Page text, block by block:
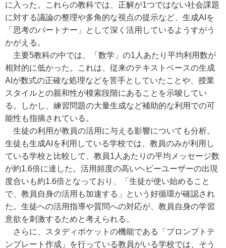
に入った。これらの教科では、正解が1つではない社会課題
に対する議論の整理や多角的な視点の提示など、生成AIを
「思考のパートナー」として深く活用しているようすがう
かがえる。
主要5教科の中では、「数学」の1人あたり平均利用数が
相対的に低かった。これは、従来のテキストベースの生成
AIが数式の正確な処理などを苦手としていたことや、授業
スタイルとの親和性が模索段階にあることを示唆してい
る。しかし、練習問題の大量生成など補助的な利用での可
能性も指摘されている。
生徒の利用が教員の活用に与える影響についても分析。
生徒も生成AIを利用している学校では、教員のみが利用し
ている学校と比較して、教員1人あたりの平均メッセージ数
が約1.6倍に達した。活用頻度の高いヘビーユーザーの出現
度合いも約1.6倍となっており、「生徒が使い始めること
で、教員自身の活用も加速する」という好循環が確認され
た。生徒への活用指導や質問への対応が、教員自身の学習
意欲を刺激するためと考えられる。
さらに、スタディポケットの機能である「プロンプトテ
ンプレート作成」を行っている教員がいる学校では、そう